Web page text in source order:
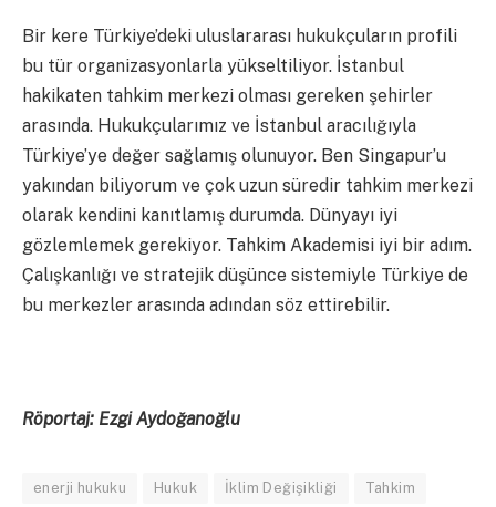
Bir kere Türkiye’deki uluslararası hukukçuların profili
bu tür organizasyonlarla yükseltiliyor. İstanbul
hakikaten tahkim merkezi olması gereken şehirler
arasında. Hukukçularımız ve İstanbul aracılığıyla
Türkiye’ye değer sağlamış olunuyor. Ben Singapur’u
yakından biliyorum ve çok uzun süredir tahkim merkezi
olarak kendini kanıtlamış durumda. Dünyayı iyi
gözlemlemek gerekiyor. Tahkim Akademisi iyi bir adım.
Çalışkanlığı ve stratejik düşünce sistemiyle Türkiye de
bu merkezler arasında adından söz ettirebilir.
Röportaj: Ezgi Aydoğanoğlu
enerji hukuku Hukuk İklim Değişikliği Tahkim